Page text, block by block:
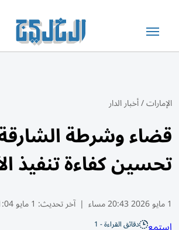
الإمارات/أخبار الدار
قضاء وشرطة
تحسين كفاءة تنفيذ
1 مايو 2026 20:43 مساء | آخر تحديث: 1 مايو 21:04 2026
دقائق القراءة - 1